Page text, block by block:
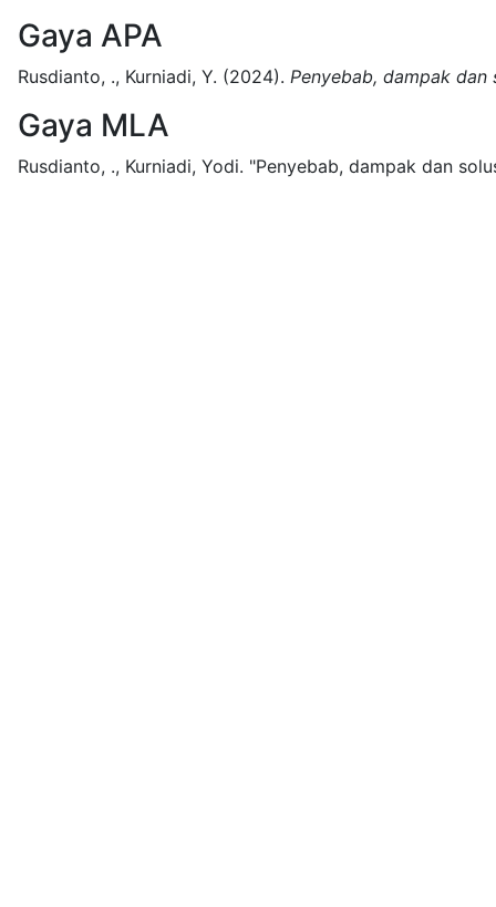
Gaya APA
Rusdianto, ., Kurniadi, Y. (2024). Penyebab, dampak dan
Gaya MLA
Rusdianto, ., Kurniadi, Yodi. "Penyebab, dampak dan